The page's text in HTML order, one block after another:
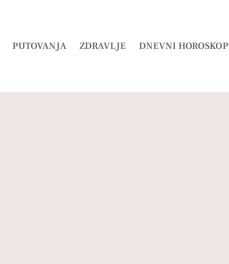
PUTOVANJA ZDRAVLJE DNEVNI HOROSKOP